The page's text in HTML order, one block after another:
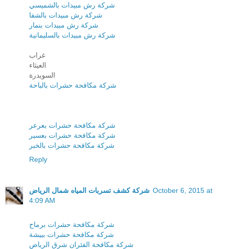
شركة رش مبيدات بالشميسي
شركة رش مبيدات بالشفا
شركة رش مبيدات بنمار
شركة رش مبيدات بالسليمانية
غراب
العيثاء
السويدرة
شركة مكافحة حشرات بالباحة
شركة مكافحة حشرات بعرعر
شركة مكافحة حشرات بعسير
شركة مكافحة حشرات بالخبر
Reply
شركة كشف تسربات المياه شمال الرياض October 6, 2015 at
4:09 AM
شركة مكافحة حشرات برماح
شركة مكافحة حشرات ببيشة
شركة مكافحة الفئران شرق الرياض